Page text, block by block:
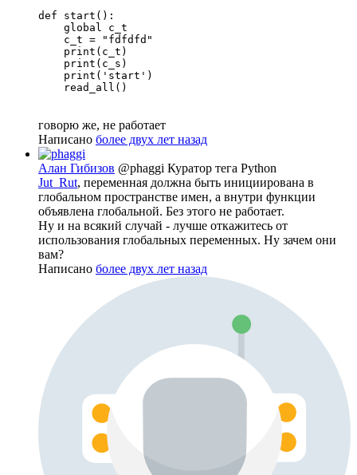
def start():
    global c_t
    c_t = "fdfdfd"
    print(c_t)
    print(c_s)
    print('start')
    read_all()
говорю же, не работает
Написано более двух лет назад
Алан Гибизов @phaggi Куратор тега Python
Jut_Rut, переменная должна быть инициирована в
глобальном пространстве имен, а внутри функции
объявлена глобальной. Без этого не работает.
Ну и на всякий случай - лучше откажитесь от
использования глобальных переменных. Ну зачем они
вам?
Написано более двух лет назад